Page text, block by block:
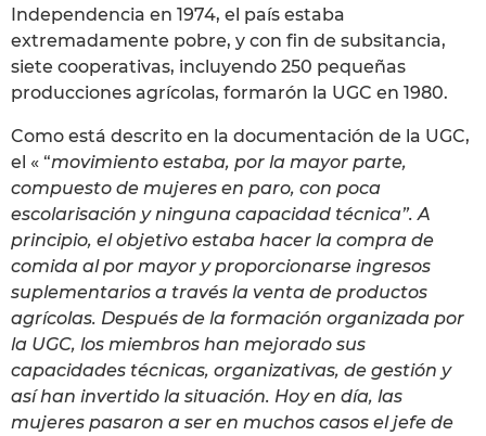
Independencia en 1974, el país estaba
extremadamente pobre, y con fin de subsitancia,
siete cooperativas, incluyendo 250 pequeñas
producciones agrícolas, formarón la UGC en 1980.
Como está descrito en la documentación de la UGC,
el « “movimiento estaba, por la mayor parte,
compuesto de mujeres en paro, con poca
escolarisación y ninguna capacidad técnica”. A
principio, el objetivo estaba hacer la compra de
comida al por mayor y proporcionarse ingresos
suplementarios a través la venta de productos
agrícolas. Después de la formación organizada por
la UGC, los miembros han mejorado sus
capacidades técnicas, organizativas, de gestión y
así han invertido la situación. Hoy en día, las
mujeres pasaron a ser en muchos casos el jefe de